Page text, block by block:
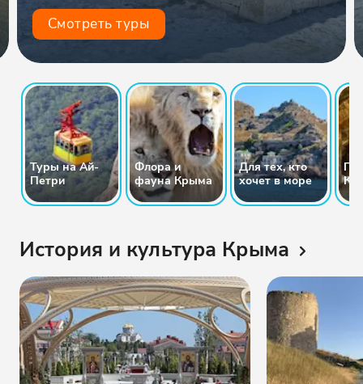
Смотреть туры
Туры на Ай-
Петри
Флора и
фауна Крыма
Для тех, кто
хочет в море
История и культура Крыма